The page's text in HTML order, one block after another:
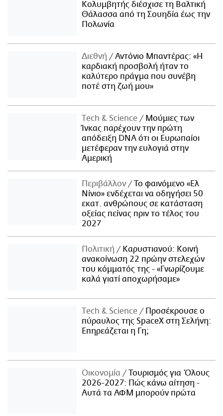
Κολυμβητής διέσχισε τη Βαλτική
Θάλασσα από τη Σουηδία έως την
Πολωνία
Διεθνή
Αντόνιο Μπαντέρας: «Η
καρδιακή προσβολή ήταν το
καλύτερο πράγμα που συνέβη
ποτέ στη ζωή μου»
Τech & Science
Μούμιες των
Ίνκας παρέχουν την πρώτη
απόδειξη DNA ότι οι Ευρωπαίοι
μετέφεραν την ευλογιά στην
Αμερική
Περιβάλλον
Το φαινόμενο «Ελ
Νίνιο» ενδέχεται να οδηγήσει 50
εκατ. ανθρώπους σε κατάσταση
οξείας πείνας πριν το τέλος του
2027
Πολιτική
Καρυστιανού: Κοινή
ανακοίνωση 22 πρώην στελεχών
του κόμματός της - «Γνωρίζουμε
καλά γιατί αποχωρήσαμε»
Τech & Science
Προσέκρουσε ο
πύραυλος της SpaceX στη Σελήνη:
Επηρεάζεται η Γη;
Οικονομία
Τουρισμός για Όλους
2026-2027: Πώς κάνω αίτηση -
Αυτά τα ΑΦΜ μπορούν πρώτα